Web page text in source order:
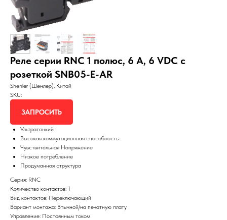
Реле серии RNC 1 полюс, 6 А, 6 VDC с
розеткой SNB05-E-AR
Shenler (Шенлер), Китай
SKU:
ЗАПРОСИТЬ
Ультратонкий
Высокая коммутационная способность
Чувствительная Напряжение
Низкое потребление
Продуманная структура
Серия: RNC
Количество контактов: 1
Вид контактов: Переключающий
Вариант монтажа: Втычной/на печатную плату
Управление: Постоянным током